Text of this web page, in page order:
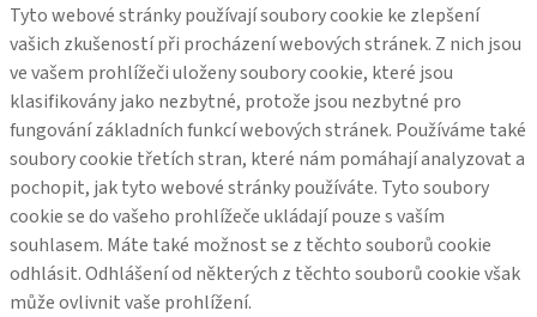
Tyto webové stránky používají soubory cookie ke zlepšení
vašich zkušeností při procházení webových stránek. Z nich jsou
ve vašem prohlížeči uloženy soubory cookie, které jsou
klasifikovány jako nezbytné, protože jsou nezbytné pro
fungování základních funkcí webových stránek. Používáme také
soubory cookie třetích stran, které nám pomáhají analyzovat a
pochopit, jak tyto webové stránky používáte. Tyto soubory
cookie se do vašeho prohlížeče ukládají pouze s vaším
souhlasem. Máte také možnost se z těchto souborů cookie
odhlásit. Odhlášení od některých z těchto souborů cookie však
může ovlivnit vaše prohlížení.